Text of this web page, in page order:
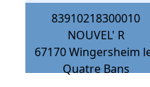
83910218300010
NOUVEL' R
67170 Wingersheim
Quatre Bans